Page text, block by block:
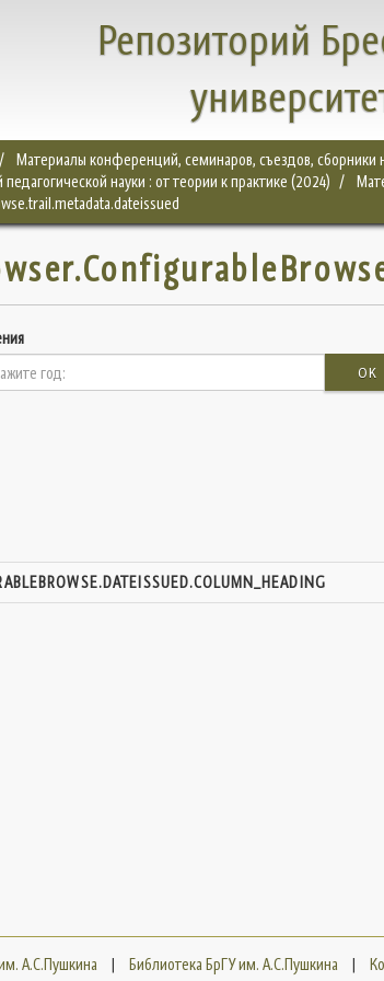
Репозиторий
Материалы конференций, семинаров, съездов, сборники
науки : от теории к практике (2024)
OK
А.С.Пушкина | Библиотека БрГУ им. А.С.Пушкина |